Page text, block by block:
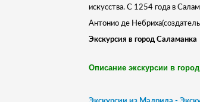
искусства. С 1254 года в
Антонио де
Экскурсия в город Саламанка
Описание экскурсии в